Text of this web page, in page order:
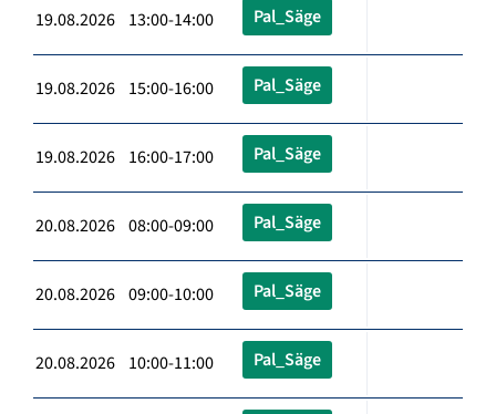
19.08.2026 13:00-14:00 Pal_Säge
19.08.2026 15:00-16:00 Pal_Säge
19.08.2026 16:00-17:00 Pal_Säge
20.08.2026 08:00-09:00 Pal_Säge
20.08.2026 09:00-10:00 Pal_Säge
20.08.2026 10:00-11:00 Pal_Säge